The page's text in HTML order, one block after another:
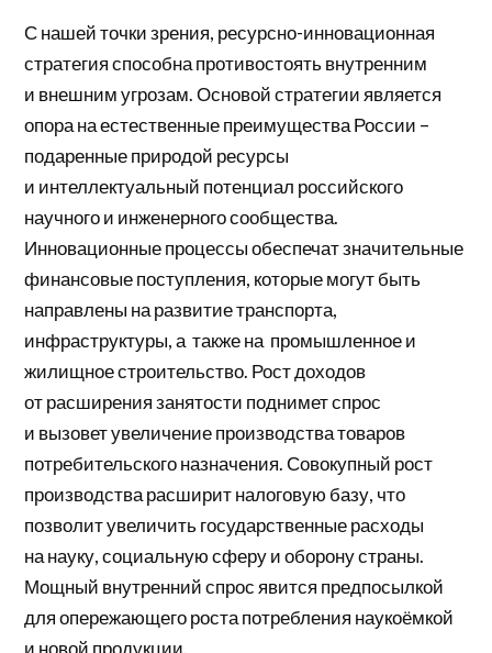
С нашей точки зрения, ресурсно-инновационная
стратегия способна противостоять внутренним
и внешним угрозам. Основой стратегии является
опора на естественные преимущества России –
подаренные природой ресурсы
и интеллектуальный потенциал российского
научного и инженерного сообщества.
Инновационные процессы обеспечат значительные
финансовые поступления, которые могут быть
направлены на развитие транспорта,
инфраструктуры, а также на промышленное и
жилищное строительство. Рост доходов
от расширения занятости поднимет спрос
и вызовет увеличение производства товаров
потребительского назначения. Совокупный рост
производства расширит налоговую базу, что
позволит увеличить государственные расходы
на науку, социальную сферу и оборону страны.
Мощный внутренний спрос явится предпосылкой
для опережающего роста потребления наукоёмкой
и новой продукции.